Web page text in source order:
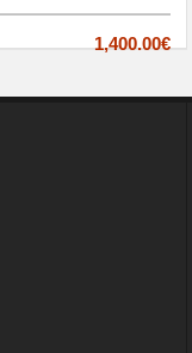
1,400.00€